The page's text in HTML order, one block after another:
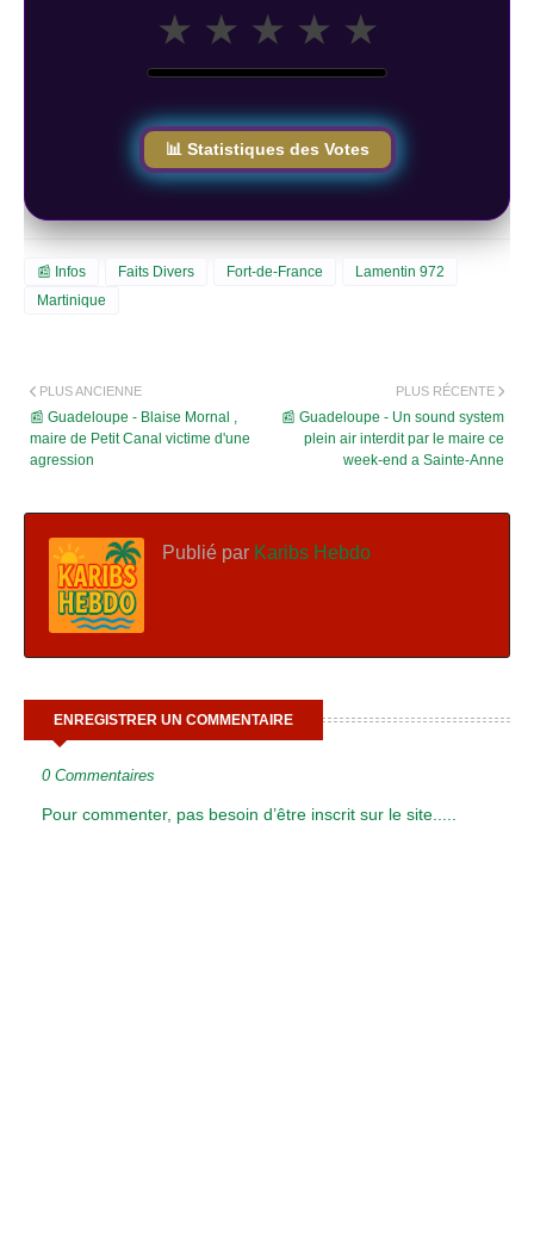
★ ★ ★ ★ ★
📊 Statistiques des Votes
📰 Infos Faits Divers Fort-de-France
Lamentin 972
Martinique
PLUS RÉCENTE
📰 Guadeloupe - Un sound system
plein air interdit par le maire ce
week-end a Sainte-Anne
PLUS ANCIENNE
📰 Guadeloupe - Blaise Mornal ,
maire de Petit Canal victime d'une
agression
Publié par Karibs Hebdo
ENREGISTRER UN COMMENTAIRE
0 Commentaires
Pour commenter, pas besoin d’être inscrit sur le site.....